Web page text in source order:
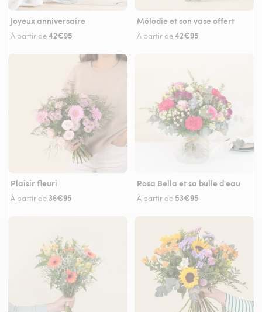
Joyeux anniversaire
À partir de42€95
Mélodie et son vase offert
À partir de42€95
Plaisir fleuri
À partir de 36€95
Rosa Bella et sa bulle d'eau
À partir de 53€95